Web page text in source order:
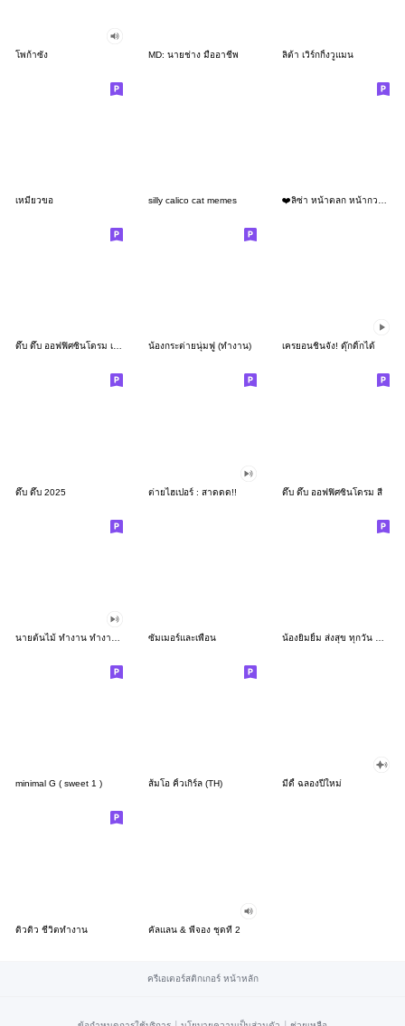
โพก้าซัง MD: นายช่าง มืออาชีพ ลิต้า เวิร์กกิ้งวูแมน
เหมียวขอ silly calico cat memes
ดึ๊บ ดึ๊บ ออฟฟิศซินโดรม เก้า น้องกระต่ายนุ่มฟู (ทำงาน) เครยอนชินจัง! ดุ๊กดิ๊กได้
ดึ๊บ ดึ๊บ 2025 ต่ายไฮเปอร์ : สาดดด!! ดึ๊บ ดึ๊บ ออฟฟิศซินโดรม สี่
ซัมเมอร์และเพื่อน
minimal G ( sweet 1 ) ส้มโอ คิ้วเกิร์ล (TH) มีดี้ ฉลองปีใหม่
ดิวดิว ชีวิตทำงาน คัลแลน & พี่จอง ชุดที่ 2
ครีเอเตอร์สติกเกอร์ หน้าหลัก